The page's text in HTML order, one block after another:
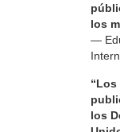
los
—
los